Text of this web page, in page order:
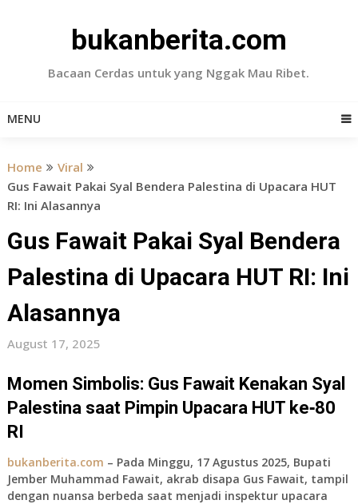
bukanberita.com
Bacaan Cerdas untuk yang Nggak Mau Ribet.
MENU
Home
Viral
Gus Fawait Pakai Syal Bendera Palestina di Upacara HUT
RI: Ini Alasannya
Gus Fawait Pakai Syal Bendera
Palestina di Upacara HUT RI: Ini
Alasannya
August 17, 2025
Momen Simbolis: Gus Fawait Kenakan Syal
Palestina saat Pimpin Upacara HUT ke‑80
RI
bukanberita.com – Pada Minggu, 17 Agustus 2025, Bupati
Jember Muhammad Fawait, akrab disapa Gus Fawait, tampil
dengan nuansa berbeda saat menjadi inspektur upacara